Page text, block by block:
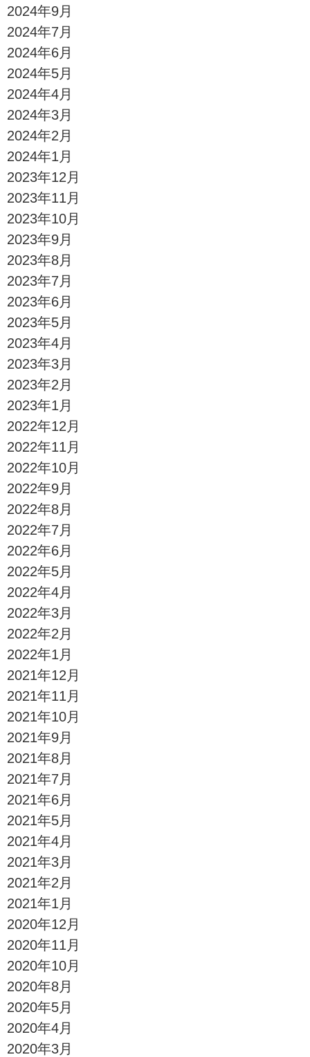
2024年9月
2024年7月
2024年6月
2024年5月
2024年4月
2024年3月
2024年2月
2024年1月
2023年12月
2023年11月
2023年10月
2023年9月
2023年8月
2023年7月
2023年6月
2023年5月
2023年4月
2023年3月
2023年2月
2023年1月
2022年12月
2022年11月
2022年10月
2022年9月
2022年8月
2022年7月
2022年6月
2022年5月
2022年4月
2022年3月
2022年2月
2022年1月
2021年12月
2021年11月
2021年10月
2021年9月
2021年8月
2021年7月
2021年6月
2021年5月
2021年4月
2021年3月
2021年2月
2021年1月
2020年12月
2020年11月
2020年10月
2020年8月
2020年5月
2020年4月
2020年3月